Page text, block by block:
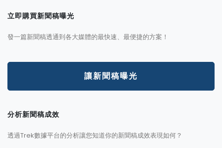
立即購買新聞稿曝光
發一篇新聞稿透通到各大媒體的最快速、最便捷的方案！
讓新聞稿曝光
分析新聞稿成效
透過Trek數據平台的分析讓您知道你的新聞稿成效表現如何？